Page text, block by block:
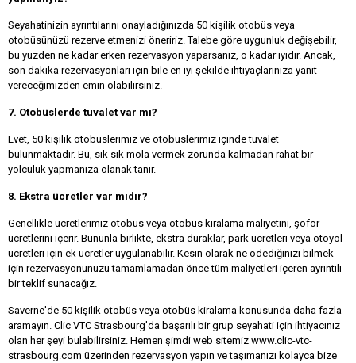
Seyahatinizin ayrıntılarını onayladığınızda 50 kişilik otobüs veya
otobüsünüzü rezerve etmenizi öneririz. Talebe göre uygunluk değişebilir,
bu yüzden ne kadar erken rezervasyon yaparsanız, o kadar iyidir. Ancak,
son dakika rezervasyonları için bile en iyi şekilde ihtiyaçlarınıza yanıt
vereceğimizden emin olabilirsiniz.
7. Otobüslerde tuvalet var mı?
Evet, 50 kişilik otobüslerimiz ve otobüslerimiz içinde tuvalet
bulunmaktadır. Bu, sık sık mola vermek zorunda kalmadan rahat bir
yolculuk yapmanıza olanak tanır.
8. Ekstra ücretler var mıdır?
Genellikle ücretlerimiz otobüs veya otobüs kiralama maliyetini, şoför
ücretlerini içerir. Bununla birlikte, ekstra duraklar, park ücretleri veya otoyol
ücretleri için ek ücretler uygulanabilir. Kesin olarak ne ödediğinizi bilmek
için rezervasyonunuzu tamamlamadan önce tüm maliyetleri içeren ayrıntılı
bir teklif sunacağız.
Saverne'de 50 kişilik otobüs veya otobüs kiralama konusunda daha fazla
aramayın. Clic VTC Strasbourg'da başarılı bir grup seyahati için ihtiyacınız
olan her şeyi bulabilirsiniz. Hemen şimdi web sitemiz www.clic-vtc-
strasbourg.com üzerinden rezervasyon yapın ve taşımanızı kolayca bize